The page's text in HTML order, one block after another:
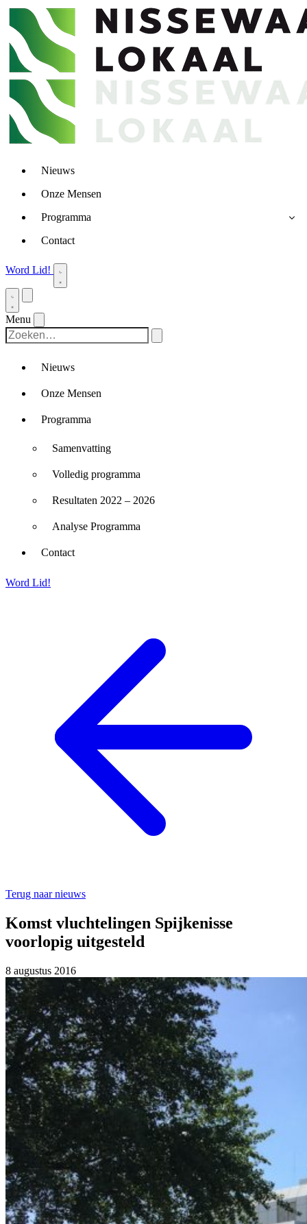
Nieuws
Onze Mensen
Programma
Contact
Word Lid!
Menu
Nieuws
Onze Mensen
Programma
Samenvatting
Volledig programma
Resultaten 2022 – 2026
Analyse Programma
Contact
Word Lid!
Terug naar nieuws
Komst vluchtelingen Spijkenisse
voorlopig uitgesteld
8 augustus 2016